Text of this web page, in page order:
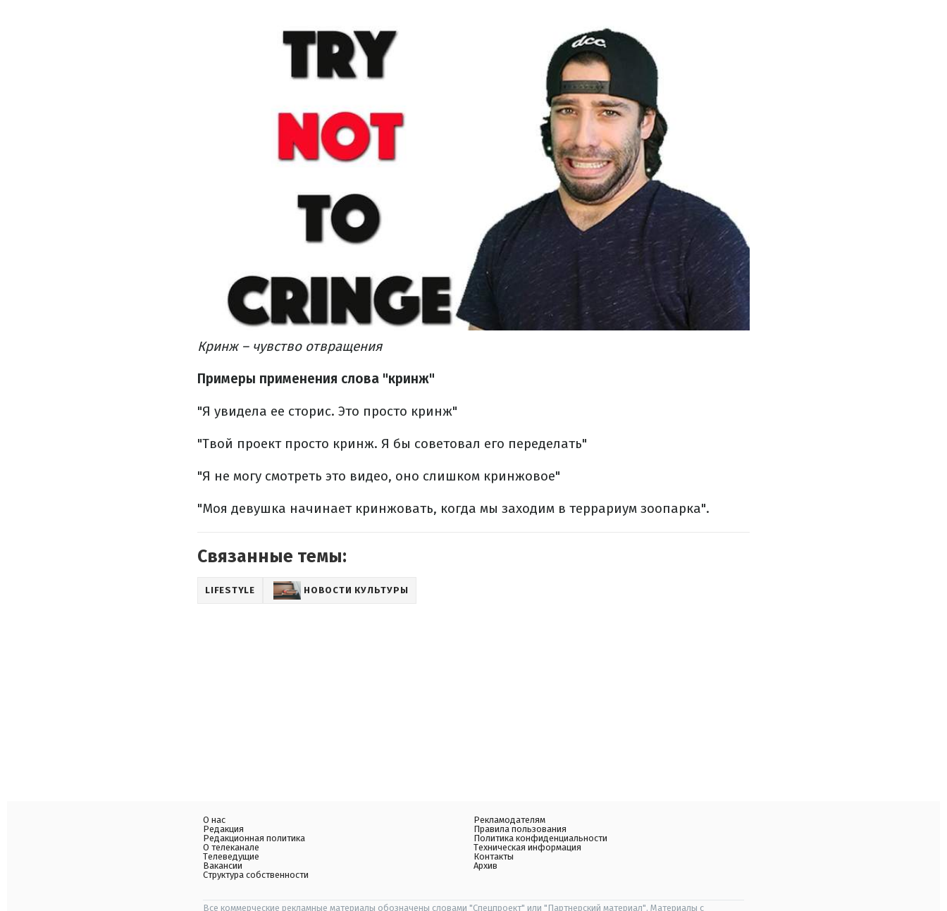
Кринж – чувство отвращения
Примеры применения слова "кринж"
"Я увидела ее сторис. Это просто кринж"
"Твой проект просто кринж. Я бы советовал его переделать"
"Я не могу смотреть это видео, оно слишком кринжовое"
"Моя девушка начинает кринжовать, когда мы заходим в террариум зоопарка".
Связанные темы:
LIFESTYLE НОВОСТИ КУЛЬТУРЫ
О нас
Редакция
Редакционная политика
О телеканале
Телеведущие
Вакансии
Структура собственности
Рекламодателям
Правила пользования
Политика конфиденциальности
Техническая информация
Контакты
Архив
Все коммерческие рекламные материалы обозначены словами "Спецпроект" или "Партнерский материал". Материалы с